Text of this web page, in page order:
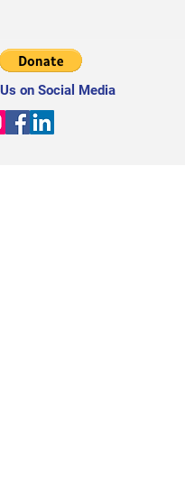
on Social Media